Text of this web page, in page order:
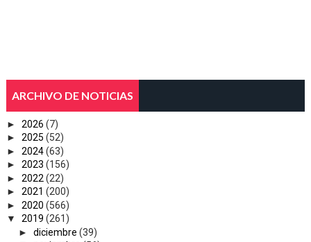
ARCHIVO DE NOTICIAS
► 2026 (7)
► 2025 (52)
► 2024(63)
► 2023 (156)
► 2022 (22)
► 2021 (200)
► 2020 (566)
▼
2019 (261)
► diciembre (39)